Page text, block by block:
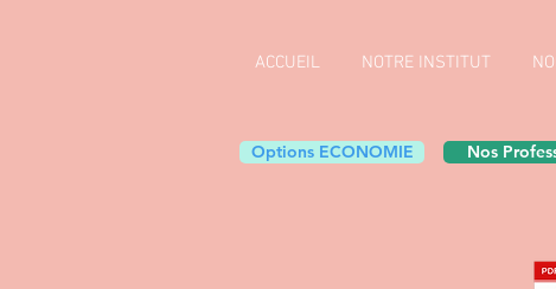
ACCUEIL NOTRE INSTITUT
Options ECONOMIE Nos